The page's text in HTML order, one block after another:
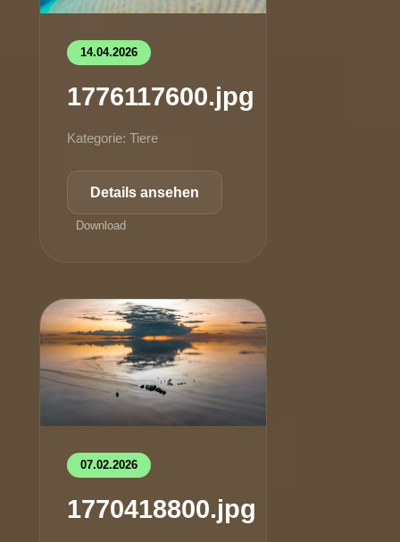
14.04.2026
1776117600.jpg
Kategorie: Tiere
Details ansehen
Download
07.02.2026
1770418800.jpg